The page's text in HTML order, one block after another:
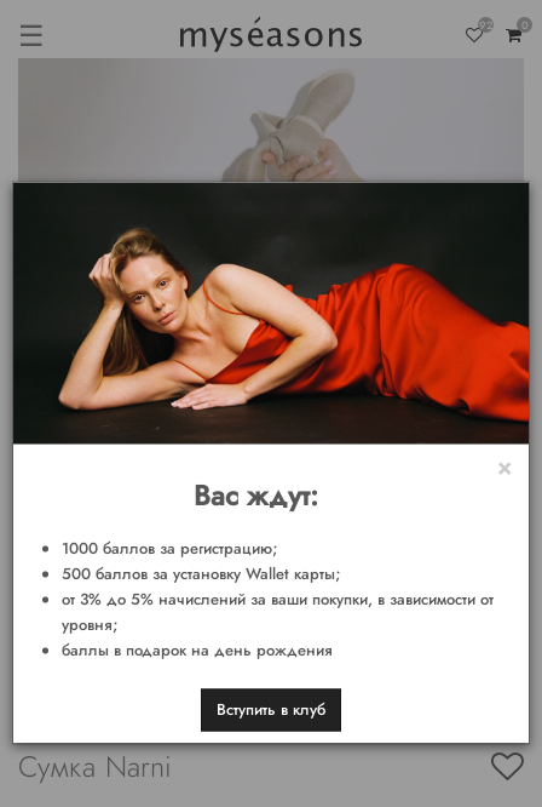
☰ 92 0
Сумка Narni
×
Вас ждут:
1000 баллов за регистрацию;
500 баллов за установку Wallet карты;
от 3% до 5% начислений за ваши покупки, в зависимости от
уровня;
баллы в подарок на день рождения
Вступить в клуб